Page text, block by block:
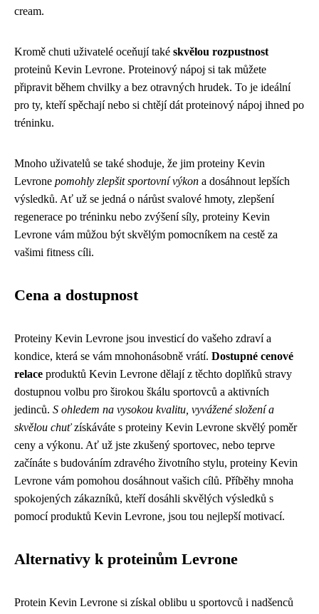
cream.
Kromě chuti uživatelé oceňují také skvělou rozpustnost
proteinů Kevin Levrone. Proteinový nápoj si tak můžete
připravit během chvilky a bez otravných hrudek. To je ideální
pro ty, kteří spěchají nebo si chtějí dát proteinový nápoj ihned po
tréninku.
Mnoho uživatelů se také shoduje, že jim proteiny Kevin
Levrone pomohly zlepšit sportovní výkon a dosáhnout lepších
výsledků. Ať už se jedná o nárůst svalové hmoty, zlepšení
regenerace po tréninku nebo zvýšení síly, proteiny Kevin
Levrone vám můžou být skvělým pomocníkem na cestě za
vašimi fitness cíli.
Cena a dostupnost
Proteiny Kevin Levrone jsou investicí do vašeho zdraví a
kondice, která se vám mnohonásobně vrátí. Dostupné cenové
relace produktů Kevin Levrone dělají z těchto doplňků stravy
dostupnou volbu pro širokou škálu sportovců a aktivních
jedinců. S ohledem na vysokou kvalitu, vyvážené složení a
skvělou chuťzískáváte s proteiny Kevin Levrone skvělý poměr
ceny a výkonu. Ať už jste zkušený sportovec, nebo teprve
začínáte s budováním zdravého životního stylu, proteiny Kevin
Levrone vám pomohou dosáhnout vašich cílů. Příběhy mnoha
spokojených zákazníků, kteří dosáhli skvělých výsledků s
pomocí produktů Kevin Levrone, jsou tou nejlepší motivací.
Alternativy k proteinům Levrone
Protein Kevin Levrone si získal oblibu u sportovců i nadšenců